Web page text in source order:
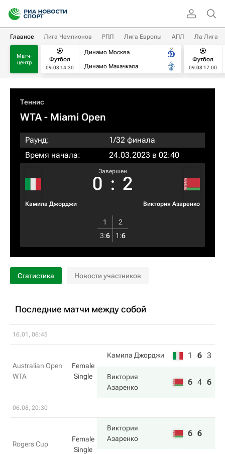
Главное Лига Чемпионов РПЛ Лига Европы АПЛ Ла Лига
Матч-
центр
Футбол
09.08 14:30
Динамо Москва
Динамо Махачкала
Футбол
09.08 17:00
Теннис
WTA- Miami Open
Раунд:
1/32 финала
Время начала:
24.03.2023 в 02:40
Камила Джорджи
Завершен
0 : 2
Виктория Азаренко
1
2
3:6 1 :6
Статистика Новости участников
Последние матчи между собой
16.01, 06:45
Australian Open
WTA
Female
Single
Камила Джорджи 1 6 3
Виктория
Азаренко
6 4 6
06.08, 20:30
Rogers Cup
Female
Single
Виктория
Азаренко
6 6